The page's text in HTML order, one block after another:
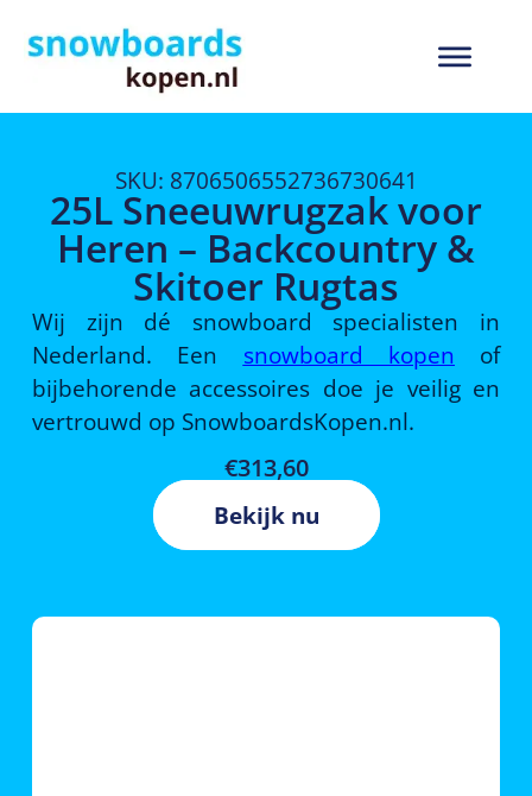
SKU: 8706506552736730641
25L Sneeuwrugzak voor
Heren – Backcountry &
Skitoer Rugtas
Wij zijn dé snowboard specialisten in
Nederland. Een snowboard kopen of
bijbehorende accessoires doe je veilig en
vertrouwd op SnowboardsKopen.nl.
€313,60
Bekijk nu